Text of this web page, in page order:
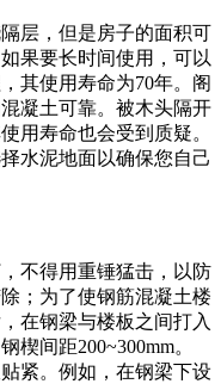
层，但是房子的面积可
果要长时间使用，可以
其使用寿命为70年。阁
凝土可靠。被木头隔开
用寿命也会受到质疑。
水泥地面以确保您自己
不得用重锤猛击，以防
；为了使钢筋混凝土楼
在钢梁与楼板之间打入
楔间距200~300mm。
紧。例如，在钢梁下设